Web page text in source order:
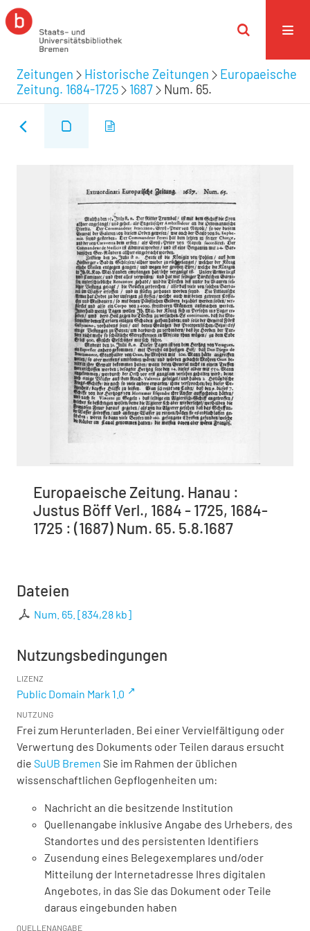
Zeitungen Historische Zeitungen
Europaeische
Zeitung. 1684-1725
1687 Num. 65.
Europaeische Zeitung. Hanau :
Justus Böff Verl., 1684 - 1725, 1684-
1725 : (1687) Num. 65. 5.8.1687
Dateien
Num. 65. [834,28 kb]
Nutzungsbedingungen
LIZENZ
Public Domain Mark 1.0
NUTZUNG
Frei zum Herunterladen. Bei einer Vervielfältigung oder
Verwertung des Dokuments oder Teilen daraus ersucht
die SuUB Bremen Sie im Rahmen der üblichen
wissenschaftlichen Gepflogenheiten um:
Nachricht an die besitzende Institution
Quellenangabe inklusive Angabe des Urhebers, des
Standortes und des persistenten Identifiers
Zusendung eines Belegexemplares und/oder
Mitteilung der Internetadresse Ihres digitalen
Angebotes, in das Sie das Dokument oder Teile
daraus eingebunden haben
QUELLENANGABE